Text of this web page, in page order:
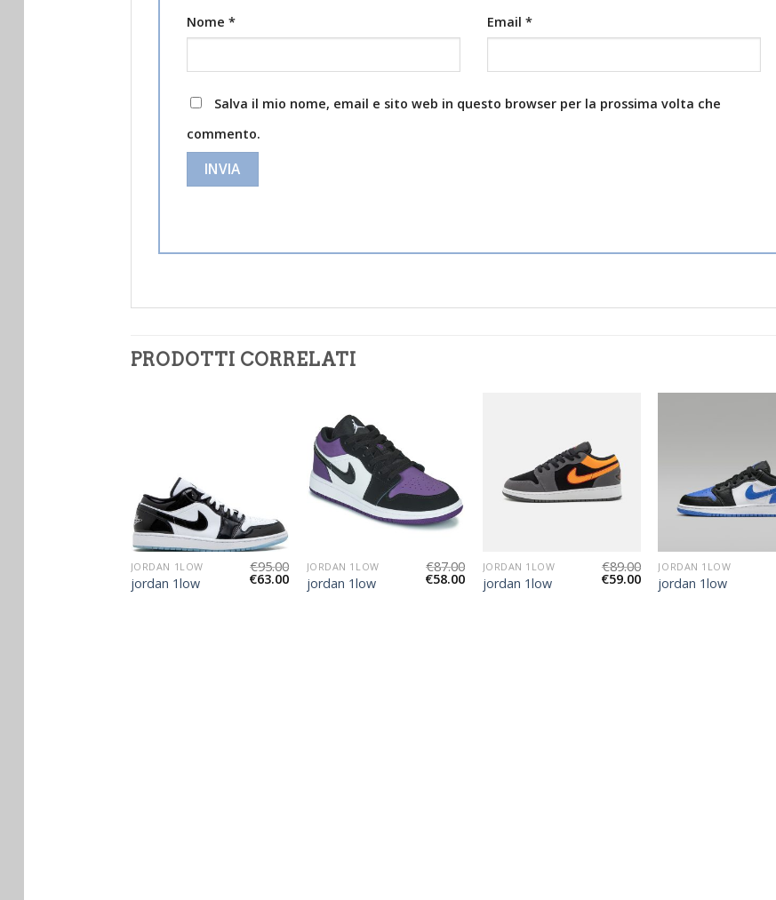
Nome * Email *
Salva il mio nome, email e sito web in questo browser per la prossima volta che
commento.
PRODOTTI CORRELATI
JORDAN 1LOW
jordan 1low
€95.00
€63.00
JORDAN 1LOW
jordan 1low
€87.00
€58.00
JORDAN 1LOW
jordan 1low
€89.00
€59.00
JORDAN 1LOW
jordan 1low